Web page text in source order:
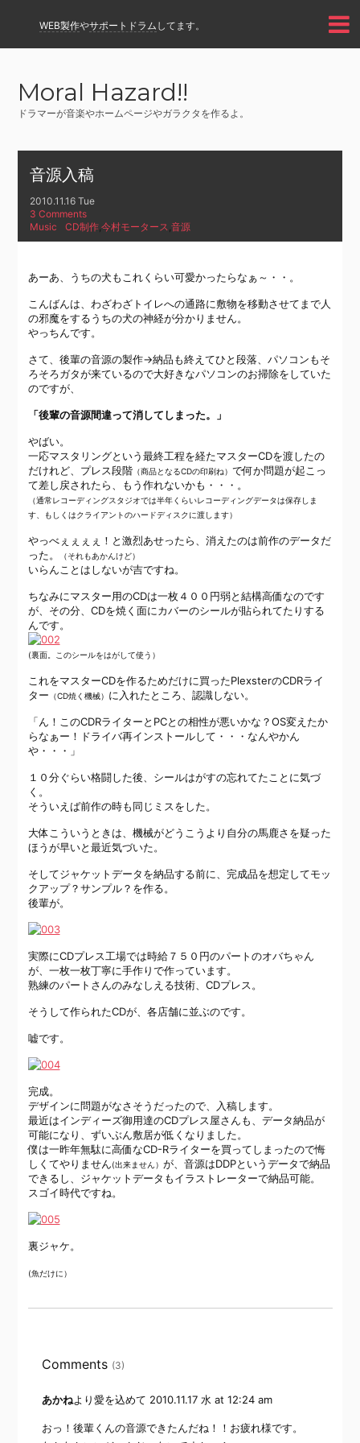
WEB製作やサポートドラム してます。
Moral Hazard!!
ドラマーが音楽やホームページやガラクタを作るよ。
音源入稿
2010.11.16 Tue
3 Comments
Music
CD制作,今村モータース,音源
あーあ、うちの犬もこれくらい可愛かったらなぁ～・・。
こんばんは、わざわざトイレへの通路に敷物を移動させてまで人
の邪魔をするうちの犬の神経が分かりません。
やっちんです。
さて、後輩の音源の製作→納品も終えてひと段落、パソコンもそ
ろそろガタが来ているので大好きなパソコンのお掃除をしていた
のですが、
「後輩の音源間違って消してしまった。」
やばい。
一応マスタリングという最終工程を経たマスターCDを渡したの
だけれど、プレス段階（商品となるCDの印刷ね） で何か問題が起こっ
て差し戻されたら、もう作れないかも・・・。
（通常レコーディングスタジオでは半年くらいレコーディングデータは保存しま
す、もしくはクライアントのハードディスクに渡します）
やっべぇぇぇぇ！と激烈あせったら、消えたのは前作のデータだ
った。
（それもあかんけど）
いらんことはしないが吉ですね。
ちなみにマスター用のCDは一枚４００円弱と結構高価なのです
が、その分、CDを焼く面にカバーのシールが貼られてたりする
んです。
(裏面。このシールをはがして使う）
これをマスターCDを作るためだけに買ったPlexsterのCDRライ
ター （CD焼く機械） に入れたところ、認識しない。
「ん！このCDRライターとPCとの相性が悪いかな？OS変えたか
らなぁー！ドライバ再インストールして・・・なんやかん
や・・・」
１０分ぐらい格闘した後、シールはがすの忘れてたことに気づ
く。
そういえば前作の時も同じミスをした。
大体こういうときは、機械がどうこうより自分の馬鹿さを疑った
ほうが早いと最近気づいた。
そしてジャケットデータを納品する前に、完成品を想定してモッ
クアップ？サンプル？を作る。
後輩が。
実際にCDプレス工場では時給７５０円のパートのオバちゃん
が、一枚一枚丁寧に手作りで作っています。
熟練のパートさんのみなしえる技術、CDプレス。
そうして作られたCDが、各店舗に並ぶのです。
嘘です。
完成。
デザインに問題がなさそうだったので、入稿します。
最近はインディーズ御用達のCDプレス屋さんも、データ納品が
可能になり、ずいぶん敷居が低くなりました。
僕は一昨年無駄に高価なCD-Rライターを買ってしまったので悔
しくてやりません(出来ません） が、音源はDDPというデータで納品
できるし、ジャケットデータもイラストレーターで納品可能。
スゴイ時代ですね。
裏ジャケ。
(魚だけに）
Comments (3)
あかねより愛を込めて 2010.11.17 水 at 12:24 am
おっ！後輩くんの音源できたんだね！！お疲れ様です。